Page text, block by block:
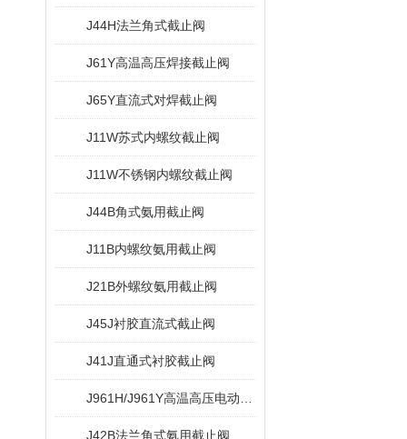
J44H法兰角式截止阀
J61Y高温高压焊接截止阀
J65Y直流式对焊截止阀
J11W苏式内螺纹截止阀
J11W不锈钢内螺纹截止阀
J44B角式氨用截止阀
J11B内螺纹氨用截止阀
J21B外螺纹氨用截止阀
J45J衬胶直流式截止阀
J41J直通式衬胶截止阀
J42B法兰角式氨用截止阀